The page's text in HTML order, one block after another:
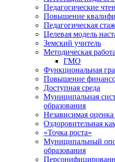
Педагогические
Повышение
Педагогическая
Целевая модель
Земский учитель
Методическая работа
ГМО
Функциональная
Повышение
Доступная среда
Муниципальная
образования
Независимая оценка
Оздоровительная
«Точка роста»
Муниципальный
образования